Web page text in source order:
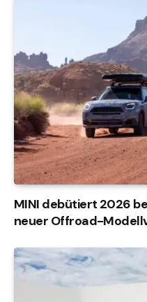
MINI debütiert 2026
neuer Offroad-